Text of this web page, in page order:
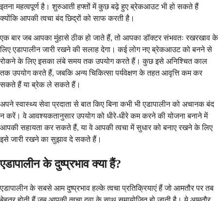
इतना महत्वपूर्ण है। शुरुआती हफ्तों में कुछ बढ़े हुए ब्रेकआउट भी हो सकते हैं
क्योंकि आपकी त्वचा बंद छिद्रों को साफ करती है।
एक बार जब आपका मुंहासे ठीक हो जाते हैं, तो आपका डॉक्टर संभवतः रखरखाव के
लिए एडापालीन जारी रखने की सलाह देगा। कई लोग नए ब्रेकआउट को बनने से
रोकने के लिए इसका लंबे समय तक उपयोग करते हैं। कुछ इसे अनिश्चित काल
तक उपयोग करते हैं, जबकि अन्य चिकित्सा पर्यवेक्षण के तहत आवृत्ति कम कर
सकते हैं या ब्रेक ले सकते हैं।
अपने स्वास्थ्य सेवा प्रदाता से बात किए बिना कभी भी एडापालीन को अचानक बंद
न करें। वे आवश्यकतानुसार उपयोग को धीरे-धीरे कम करने की योजना बनाने में
आपकी सहायता कर सकते हैं, या वे आपकी त्वचा में सुधार को बनाए रखने के लिए
इसे जारी रखने का सुझाव दे सकते हैं।
एडापालीन के दुष्प्रभाव क्या हैं?
एडापालीन के सबसे आम दुष्प्रभाव हल्के त्वचा प्रतिक्रियाएं हैं जो आमतौर पर तब